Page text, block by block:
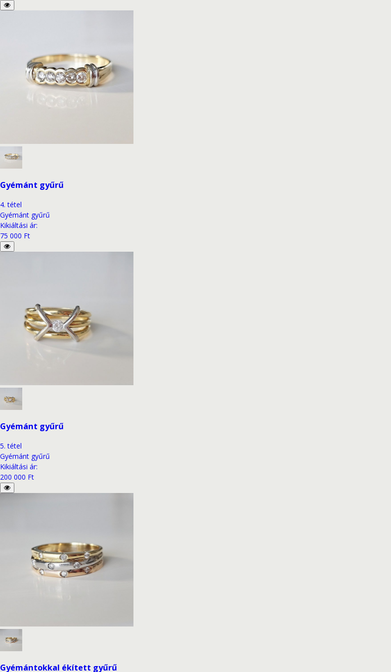
Gyémánt gyűrű
4. tétel
Gyémánt gyűrű
Kikiáltási ár:
75 000 Ft
Gyémánt gyűrű
5. tétel
Gyémánt gyűrű
Kikiáltási ár:
200 000 Ft
Gyémántokkal ékített gyűrű